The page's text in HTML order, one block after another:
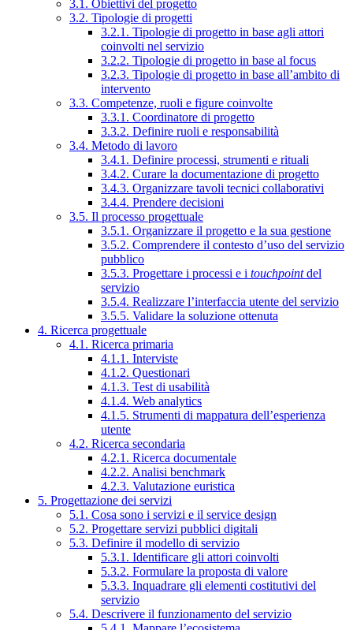
3.1. Obiettivi del progetto
3.2. Tipologie di progetti
3.2.1. Tipologie di progetto in base agli attori
coinvolti nel servizio
3.2.2. Tipologie di progetto in base al focus
3.2.3. Tipologie di progetto in base all’ambito di
intervento
3.3. Competenze, ruoli e figure coinvolte
3.3.1. Coordinatore di progetto
3.3.2. Definire ruoli e responsabilità
3.4. Metodo di lavoro
3.4.1. Definire processi, strumenti e rituali
3.4.2. Curare la documentazione di progetto
3.4.3. Organizzare tavoli tecnici collaborativi
3.4.4. Prendere decisioni
3.5. Il processo progettuale
3.5.1. Organizzare il progetto e la sua gestione
3.5.2. Comprendere il contesto d’uso del servizio
pubblico
3.5.3. Progettare i processi e i touchpointdel
servizio
3.5.4. Realizzare l’interfaccia utente del servizio
3.5.5. Validare la soluzione ottenuta
4. Ricerca progettuale
4.1. Ricerca primaria
4.1.1. Interviste
4.1.2. Questionari
4.1.3. Test di usabilità
4.1.4. Web analytics
4.1.5. Strumenti di mappatura dell’esperienza
utente
4.2. Ricerca secondaria
4.2.1. Ricerca documentale
4.2.2. Analisi benchmark
4.2.3. Valutazione euristica
5. Progettazione dei servizi
5.1. Cosa sono i servizi e il service design
5.2. Progettare servizi pubblici digitali
5.3. Definire il modello di servizio
5.3.1. Identificare gli attori coinvolti
5.3.2. Formulare la proposta di valore
5.3.3. Inquadrare gli elementi costitutivi del
servizio
5.4. Descrivere il funzionamento del servizio